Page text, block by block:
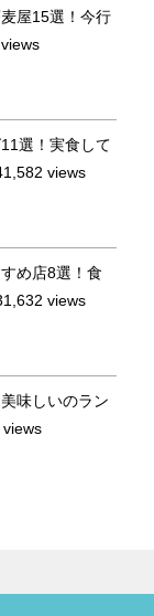
屋15選！今行
選！実食して
views
め店8選！食
views
味しいのラン